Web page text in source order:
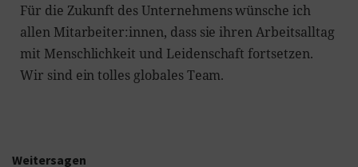
Für die Zukunft des Unternehmens wünsche ich
allen Mitarbeiter:innen, dass sie ihren Arbeitsalltag
mit Menschlichkeit und Leidenschaft fortsetzen.
Wir sind ein tolles globales Team.
Weitersagen